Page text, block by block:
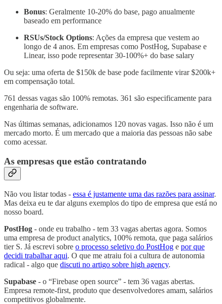
Bonus: Geralmente 10-20% do base, pago anualmente
baseado em performance
RSUs/Stock Options: Ações da empresa que vestem ao
longo de 4 anos. Em empresas como PostHog, Supabase e
Linear, isso pode representar 30-100%+ do base salary
Ou seja: uma oferta de $150k de base pode facilmente virar $200k+
em compensação total.
761 dessas vagas são 100% remotas. 361 são especificamente para
engenharia de software.
Nas últimas semanas, adicionamos 120 novas vagas. Isso não é um
mercado morto. É um mercado que a maioria das pessoas não sabe
como acessar.
As empresas que estão contratando
Não vou listar todas - essa é justamente uma das razões para assinar.
Mas deixa eu te dar alguns exemplos do tipo de empresa que está no
nosso board.
PostHog - onde eu trabalho - tem 33 vagas abertas agora. Somos
uma empresa de product analytics, 100% remota, que paga salários
tier S. Já escrevi sobre o processo seletivo do PostHog e por que
decidi trabalhar aqui. O que me atraiu foi a cultura de autonomia
radical - algo que discuti no artigo sobre high agency.
Supabase - o “Firebase open source” - tem 36 vagas abertas.
Empresa remote-first, produto que desenvolvedores amam, salários
competitivos globalmente.